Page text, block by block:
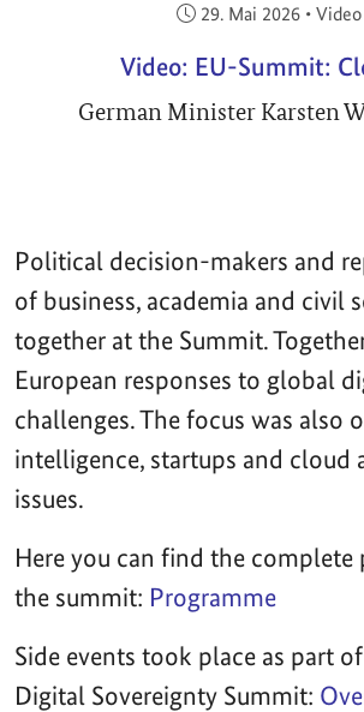
Veröffentlicht am:
29. Mai 2026 • Video
Video: EU-Summit:
German Minister Karsten
Political decision-makers and
of business, academia and civil
together at the Summit.
European responses to global
challenges. The focus was also
intelligence, startups and cloud
issues.
Here you can find the complete
the summit: Programme
Side events took place as part
Digital Sovereignty Summit: